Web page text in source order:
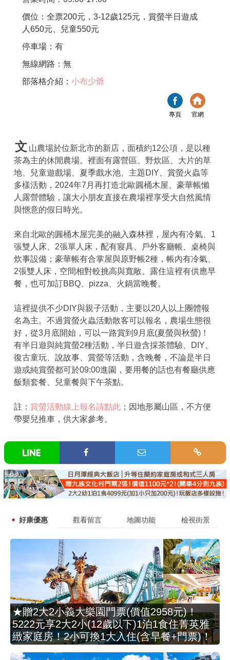
價位：全票200元，3-12歲125元，賞螢半日遊成
人650元、兒童550元
停車場：有
無線網路：無
部落格介紹： 小布少爺
專頁 官網
文 山農場於位新北市的新店，面積約12公項，是以種
茶為主的休閒農場。裡面有露營區、野炊區、大片的草
地、兒童遊戲場、夏季戲水池、主題DIY、賞螢火蟲等
多樣活動，2024年7月再打造北歐圓桶木屋、豪華帳懶
人露營體驗，讓大小朋友直接在農場裡享受大自然風情
與愜意的假日時光。
來自北歐的圓桶木屋完美的融入森林裡，屋內有冷氣、1
張雙人床、2張單人床，配有寢具、戶外客廳帳、桌椅與
炊事設備；豪華帳有合掌屋與原野帳2種，帳內有冷氣、
2張雙人床，空間相對較挑高與寬敞。露住這裡有供應早
餐，也可加訂BBQ、pizza、火鍋當晚餐。
這裡提供不少DIY與親子活動，主要以20人以上團體報
名為主。不過賞螢火蟲活動散客可以報名，農場生態很
好，從3月底開始，可以一路賞到9月底(夏螢與秋螢)！
有半日遊與純賞螢2種活動，半日遊含採茶體驗、DIY、
復古童玩、說故事、賞螢等活動，含晚餐，不論是半日
遊或純賞螢都可於09:00進園，要用餐的話也有餐廳供應
飯類套餐、兒童餐與下午茶點。
註： 賞螢活動線上報名請點此；因地形屬山區，不方便
帶嬰兒推車，供大家參考。
好康優惠 觀看留言 地圖功能 檢視街景
★贈2大2小義大樂園門票(價值2958元)！
5222元享2大2小(12歲以下)1泊1食住菁英雅
緻家庭房！2小可換1大入住(含早餐+門票)！